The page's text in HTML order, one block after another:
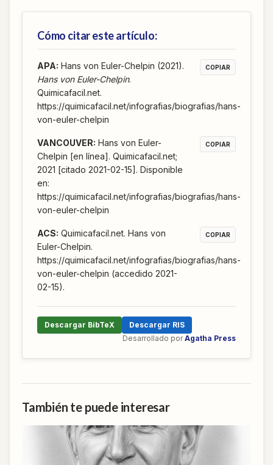
Cómo citar este artículo:
APA: Hans von Euler-Chelpin (2021).
Hans von Euler-Chelpin.
Quimicafacil.net.
https://quimicafacil.net/infografias/biografias/hans-
von-euler-chelpin
COPIAR
VANCOUVER: Hans von Euler-
Chelpin [en línea]. Quimicafacil.net;
2021 [citado 2021-02-15]. Disponible
en:
https://quimicafacil.net/infografias/biografias/hans-
von-euler-chelpin
COPIAR
ACS: Quimicafacil.net. Hans von
Euler-Chelpin.
https://quimicafacil.net/infografias/biografias/hans-
von-euler-chelpin (accedido 2021-
02-15).
COPIAR
Descargar BibTeX
Descargar RIS
Desarrollado por Agatha Press
También te puede interesar